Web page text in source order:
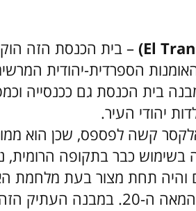
– בית הכנסת הזה
ליצירת האומנות הספרדית-יהודית
בית הכנסת גם ככנסייה
יהודי העיר.
קשה לפספס, שכן הוא
בשימוש כבר בתקופה הרומית,
והיה תחת מצור בעת מלחמת
הספרדית, שהתרחשה בשנות ה-30 של המאה ה-20.